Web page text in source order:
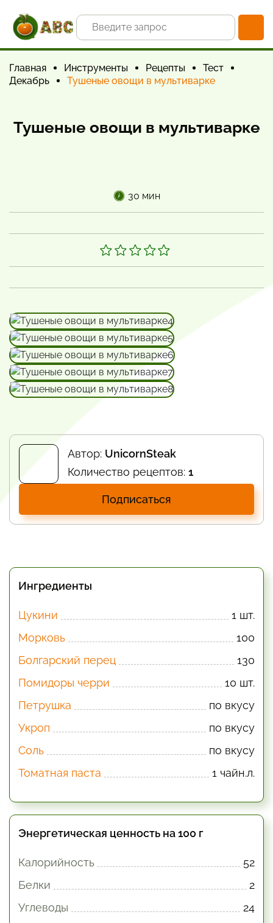
Главная Инструменты Рецепты
Тест
Декабрь
Тушеные овощи в мультиварке
Тушеные овощи в мультиварке
30 мин
Автор: UnicornSteak
Количество рецептов: 1
Подписаться
Ингредиенты
Цукини
1 шт.
Морковь
100
Болгарский перец
130
Помидоры черри
10 шт.
Петрушка
по вкусу
Укроп
по вкусу
Соль
по вкусу
Томатная паста
1 чайн.л.
Энергетическая ценность на 100 г
Калорийность
52
Белки
2
Углеводы
24